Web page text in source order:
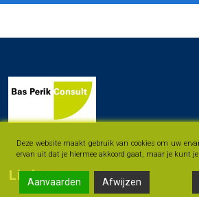
Links
Deze website maakt gebruik van cookies om uw
ervan uit dat je hiermee akkoord gaat, maar je kunt
Aanvaarden Afwijzen